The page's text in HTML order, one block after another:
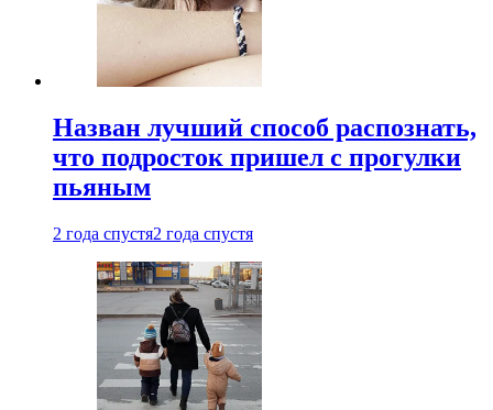
Назван лучший способ распознать,
что подросток пришел с прогулки
пьяным
2 года спустя2 года спустя